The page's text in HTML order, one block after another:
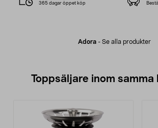
Adora- Se alla produkter
365 dagar öppet köp
Toppsäljare inom samma